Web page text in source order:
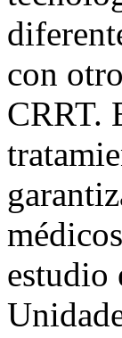
con
CRRT.
estudio